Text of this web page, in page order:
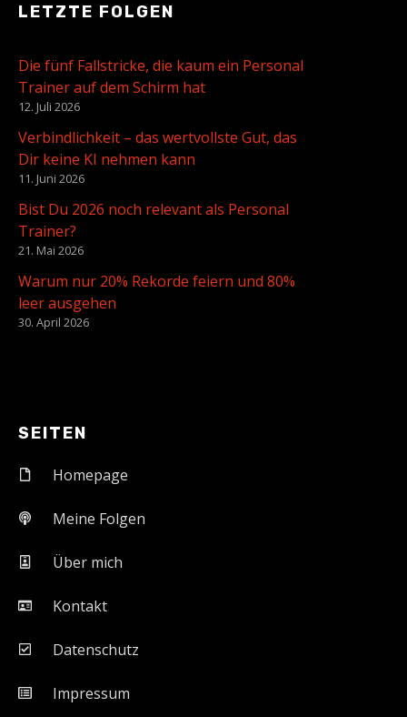
LETZTE FOLGEN
Die fünf Fallstricke, die kaum ein Personal
Trainer auf dem Schirm hat
12. Juli 2026
Verbindlichkeit – das wertvollste Gut, das
Dir keine KI nehmen kann
11. Juni 2026
Bist Du 2026 noch relevant als Personal
Trainer?
21. Mai 2026
Warum nur 20% Rekorde feiern und 80%
leer ausgehen
30. April 2026
SEITEN
Homepage
Meine Folgen
Über mich
Kontakt
Datenschutz
Impressum